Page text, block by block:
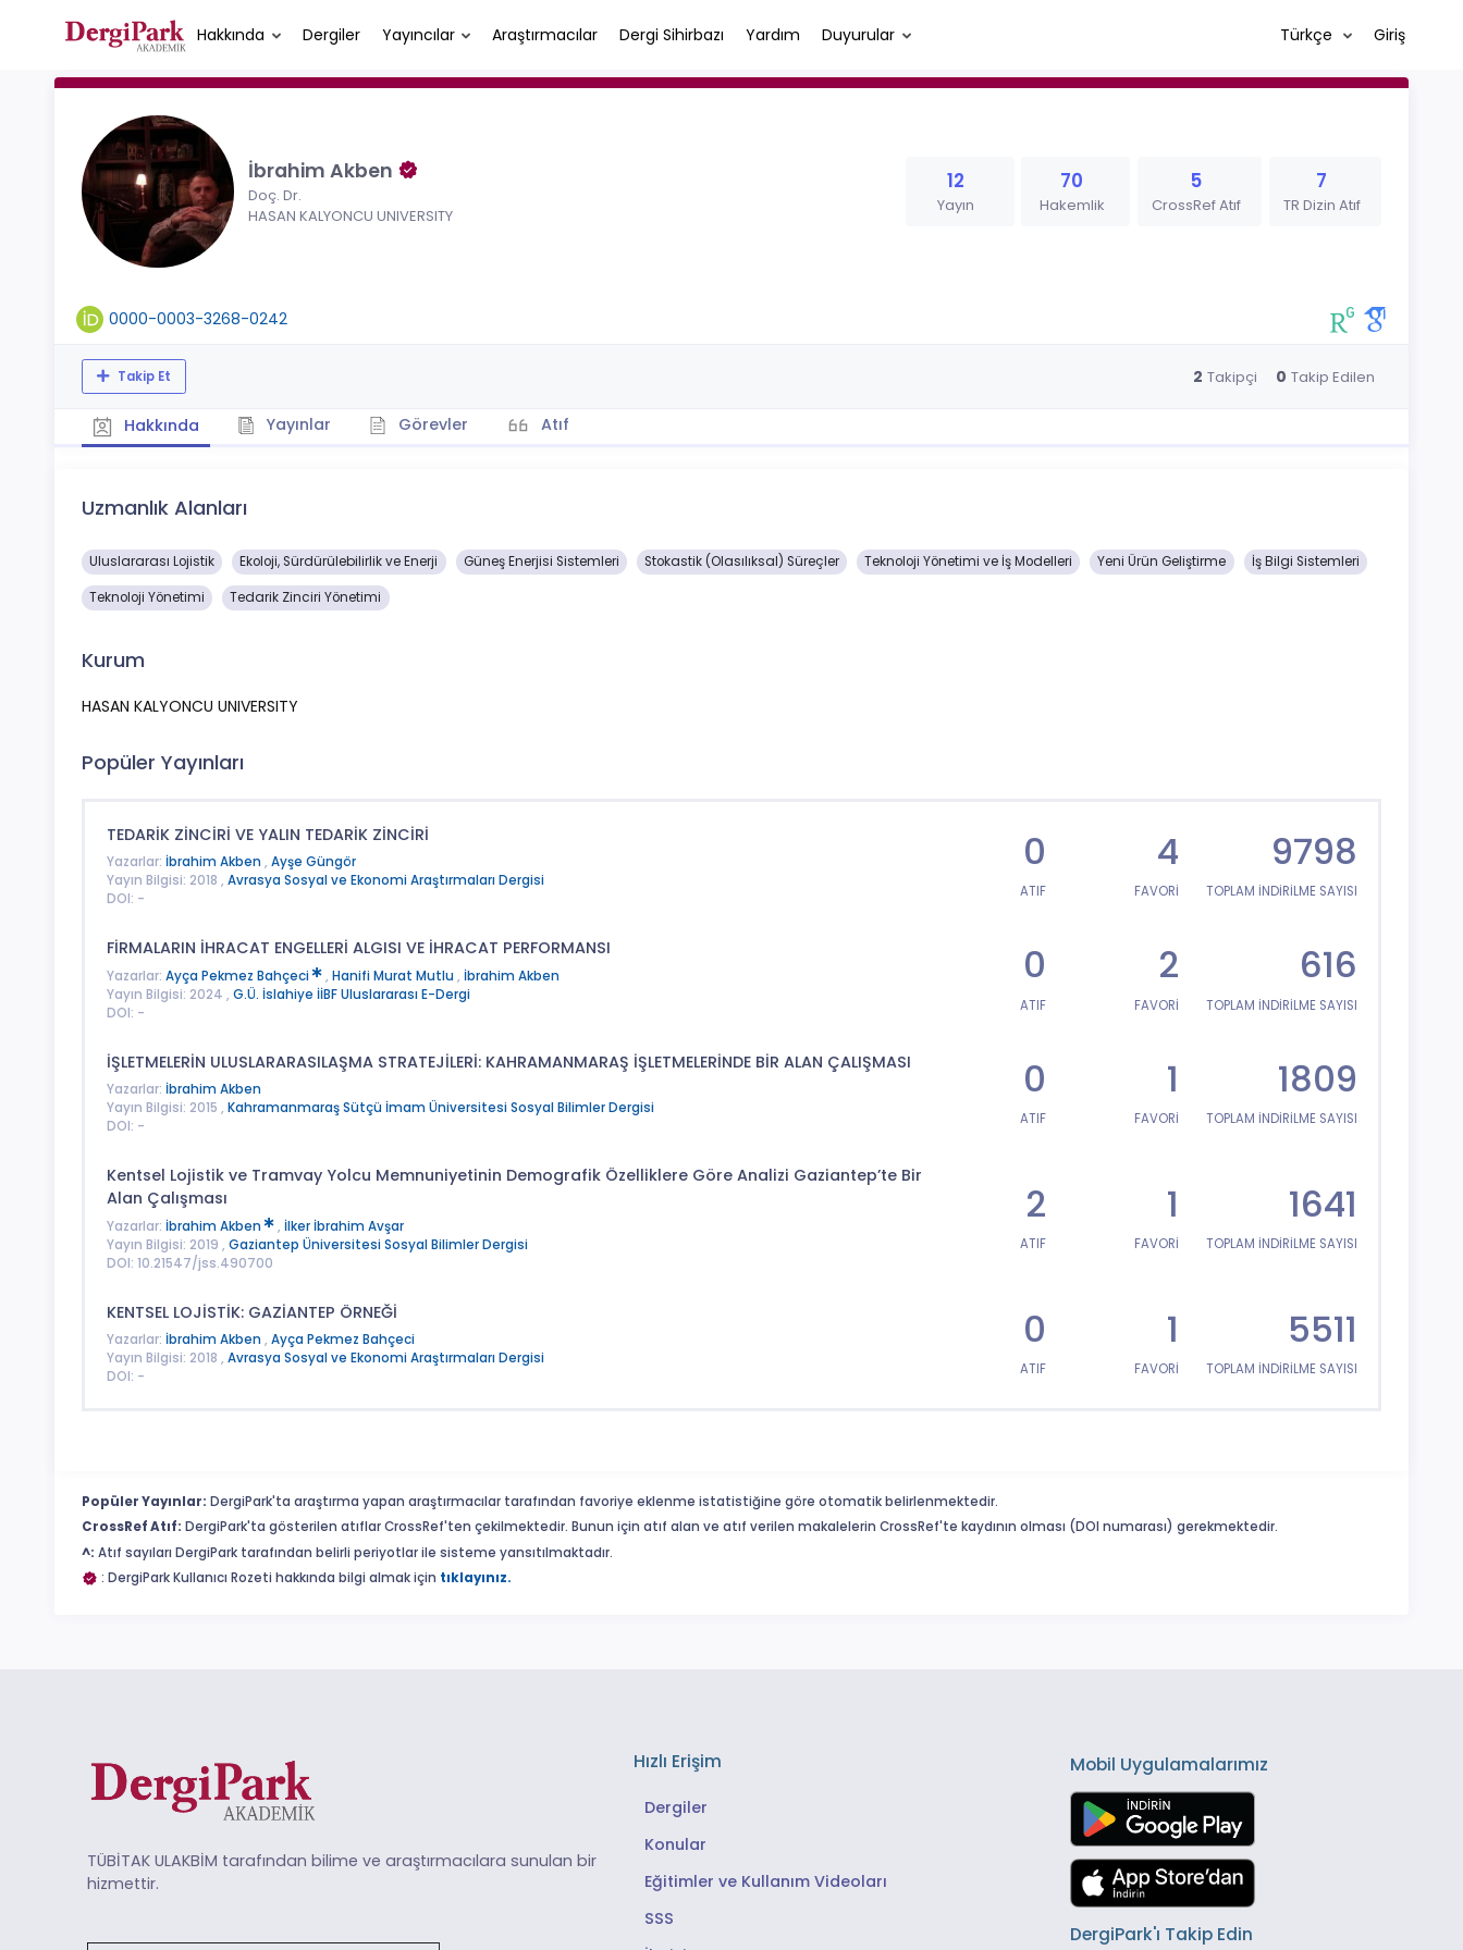
Hakkında Dergiler Yayıncılar Araştırmacılar Dergi Sihirbazı Yardım Duyurular Türkçe Giriş
İbrahim Akben
Doç. Dr.
HASAN KALYONCU UNIVERSITY
12
Yayın
70
Hakemlik
5
CrossRef Atıf
7
TR Dizin Atıf
0000-0003-3268-0242
Takip Et 2 Takipçi 0 Takip Edilen
Hakkında Yayınlar Görevler Atıf
Uzmanlık Alanları
Uluslararası Lojistik Ekoloji, Sürdürülebilirlik ve Enerji Güneş Enerjisi Sistemleri Stokastik (Olasılıksal) Süreçler Teknoloji Yönetimi ve İş Modelleri Yeni Ürün Geliştirme İş Bilgi Sistemleri
Teknoloji Yönetimi Tedarik Zinciri Yönetimi
Kurum
HASAN KALYONCU UNIVERSITY
Popüler Yayınları
TEDARİK ZİNCİRİ VE YALIN TEDARİK ZİNCİRİ
Yazarlar: İbrahim Akben , Ayşe Güngör
Yayın Bilgisi: 2018 , Avrasya Sosyal ve Ekonomi Araştırmaları Dergisi
DOI: -
0
ATIF
4
FAVORİ
9798
TOPLAM İNDİRİLME SAYISI
FİRMALARIN İHRACAT ENGELLERİ ALGISI VE İHRACAT PERFORMANSI
Yazarlar: Ayça Pekmez Bahçeci , Hanifi Murat Mutlu , İbrahim Akben
Yayın Bilgisi: 2024 , G.Ü. İslahiye İİBF Uluslararası E-Dergi
DOI: -
0
ATIF
2
FAVORİ
616
TOPLAM İNDİRİLME SAYISI
İŞLETMELERİN ULUSLARARASILAŞMA STRATEJİLERİ: KAHRAMANMARAŞ İŞLETMELERİNDE BİR ALAN ÇALIŞMASI
Yazarlar: İbrahim Akben
Yayın Bilgisi: 2015 , Kahramanmaraş Sütçü İmam Üniversitesi Sosyal Bilimler Dergisi
DOI: -
0
ATIF
1
FAVORİ
1809
TOPLAM İNDİRİLME SAYISI
Kentsel Lojistik ve Tramvay Yolcu Memnuniyetinin Demografik Özelliklere Göre Analizi Gaziantep’te Bir
Alan Çalışması
Yazarlar: İbrahim Akben , İlker İbrahim Avşar
Yayın Bilgisi: 2019 , Gaziantep Üniversitesi Sosyal Bilimler Dergisi
DOI: 10.21547/jss.490700
2
ATIF
1
FAVORİ
1641
TOPLAM İNDİRİLME SAYISI
KENTSEL LOJİSTİK: GAZİANTEP ÖRNEĞİ
Yazarlar: İbrahim Akben , Ayça Pekmez Bahçeci
Yayın Bilgisi: 2018 , Avrasya Sosyal ve Ekonomi Araştırmaları Dergisi
DOI: -
0
ATIF
1
FAVORİ
5511
TOPLAM İNDİRİLME SAYISI
Popüler Yayınlar: DergiPark'ta araştırma yapan araştırmacılar tarafından favoriye eklenme istatistiğine göre otomatik belirlenmektedir.
CrossRef Atıf: DergiPark'ta gösterilen atıflar CrossRef'ten çekilmektedir. Bunun için atıf alan ve atıf verilen makalelerin CrossRef'te kaydının olması (DOI numarası) gerekmektedir.
^: Atıf sayıları DergiPark tarafından belirli periyotlar ile sisteme yansıtılmaktadır.
: DergiPark Kullanıcı Rozeti hakkında bilgi almak için tıklayınız.
TÜBİTAK ULAKBİM tarafından bilime ve araştırmacılara sunulan bir
hizmettir.
Hızlı Erişim
Dergiler
Konular
Eğitimler ve Kullanım Videoları
SSS
Mobil Uygulamalarımız
DergiPark'ı Takip Edin